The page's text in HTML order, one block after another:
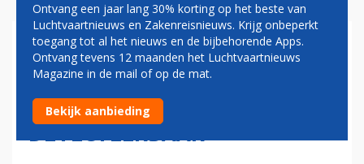
VS: NIEUWE
LAPTOPBOMMEN
NAUWELIJKS
DETECTEERBAAR
Ontvang een jaar lang 30% korting op het beste van
Luchtvaartnieuws en Zakenreisnieuws. Krijg onbeperkt
toegang tot al het nieuws en de bijbehorende Apps.
Ontvang tevens 12 maanden het Luchtvaartnieuws
Magazine in de mail of op de mat.
Bekijk aanbieding